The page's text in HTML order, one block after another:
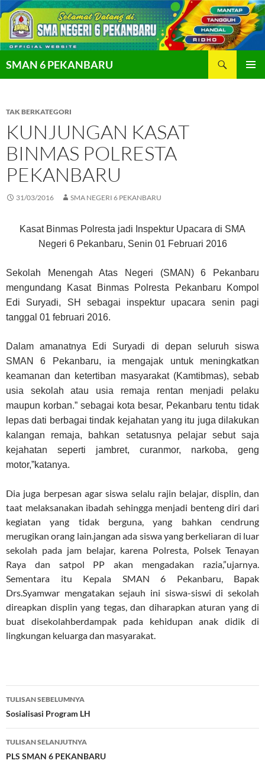
Langsung
ke
SMAN 6 PEKANBARU
TAK BERKATEGORI
KUNJUNGAN KASAT
BINMAS POLRESTA
PEKANBARU
31/03/2016 SMA NEGERI 6 PEKANBARU
Kasat Binmas Polresta jadi Inspektur Upacara di SMA
Negeri 6 Pekanbaru, Senin 01 Februari 2016
Sekolah Menengah Atas Negeri (SMAN) 6 Pekanbaru
mengundang Kasat Binmas Polresta Pekanbaru Kompol
Edi Suryadi, SH sebagai inspektur upacara senin pagi
tanggal 01 februari 2016.
Dalam amanatnya Edi Suryadi di depan seluruh siswa
SMAN 6 Pekanbaru, ia mengajak untuk meningkatkan
keamanan dan ketertiban masyarakat (Kamtibmas), sebab
usia sekolah atau usia remaja rentan menjadi pelaku
maupun korban.” sebagai kota besar, Pekanbaru tentu tidak
lepas dati berbagai tindak kejahatan yang itu juga dilakukan
kalangan remaja, bahkan setatusnya pelajar sebut saja
kejahatan seperti jambret, curanmor, narkoba, geng
motor,”katanya.
Dia juga berpesan agar siswa selalu rajin belajar, displin, dan
taat melaksanakan ibadah sehingga menjadi benteng diri dari
kegiatan yang tidak berguna, yang bahkan cendrung
merugikan orang lain.jangan ada siswa yang berkeliaran di luar
sekolah pada jam belajar, karena Polresta, Polsek Tenayan
Raya dan satpol PP akan mengadakan razia,”ujarnya.
Sementara itu Kepala SMAN 6 Pekanbaru, Bapak
Drs.Syamwar mengatakan sejauh ini siswa-siswi di sekolah
direapkan displin yang tegas, dan diharapkan aturan yang di
buat disekolahberdampak pada kehidupan anak didik di
lingkungan keluarga dan masyarakat.
Navigasi
Tulisan
TULISAN SEBELUMNYA
Sosialisasi Program LH
TULISAN SELANJUTNYA
PLS SMAN 6 PEKANBARU